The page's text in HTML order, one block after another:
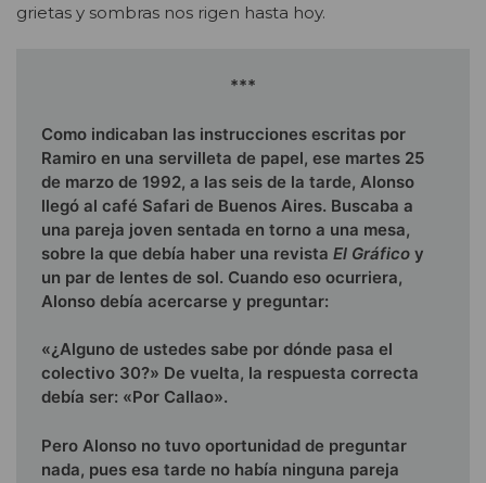
grietas y sombras nos rigen hasta hoy.
***
Como indicaban las instrucciones escritas por
Ramiro en una servilleta de papel, ese martes 25
de marzo de 1992, a las seis de la tarde, Alonso
llegó al café Safari de Buenos Aires. Buscaba a
una pareja joven sentada en torno a una mesa,
sobre la que debía haber una revista El Gráfico y
un par de lentes de sol. Cuando eso ocurriera,
Alonso debía acercarse y preguntar:
«¿Alguno de ustedes sabe por dónde pasa el
colectivo 30?» De vuelta, la respuesta correcta
debía ser: «Por Callao».
Pero Alonso no tuvo oportunidad de preguntar
nada, pues esa tarde no había ninguna pareja